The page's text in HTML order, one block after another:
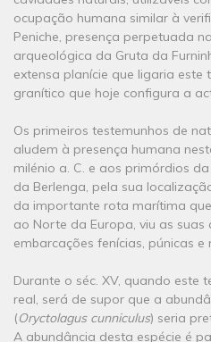
ocupação humana similar à
Peniche, presença perpetuada
arqueológica da Gruta da
extensa planície que ligaria
granítico que hoje configura a
Os primeiros testemunhos de
aludem à presença humana
milénio a. C. e aos primórdios
da Berlenga, pela sua
da importante rota marítima
ao Norte da Europa, viu as
embarcações fenícias, púnicas
Durante o séc. XV, quando este
real, será de supor que a
(Oryctolagus cunniculus) seria
A abundância desta espécie é